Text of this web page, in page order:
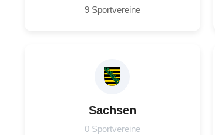
9 Sportvereine
Sachsen
0 Sportvereine